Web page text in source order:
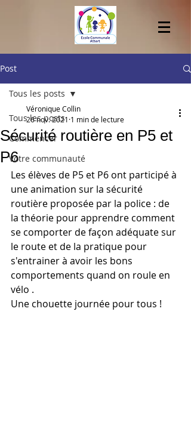
Post
Tous les posts
Commencer
Votre communauté
Tous les posts
Sécurité routière en P5 et
P6
Véronique Collin
26 nov. 2021 1 min de lecture
Les élèves de P5 et P6 ont participé à
une animation sur la sécurité
routière proposée par la police : de
la théorie pour apprendre comment
se comporter de façon adéquate sur
le route et de la pratique pour
s'entrainer à avoir les bons
comportements quand on roule en
vélo .
Une chouette journée pour tous !